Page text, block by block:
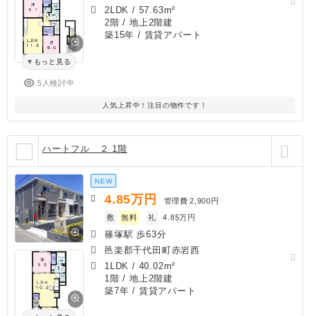
もっと見る
5人検討中
2LDK / 57.63m²
2階 / 地上2階建
築15年 / 賃貸アパート
人気上昇中！注目の物件です！
ハートフル ２ 1階
NEW
4.85万円 管理費 2,900円
敷
無料 礼 4.85万円
篠塚駅 歩63分
邑楽郡千代田町赤岩西
1LDK / 40.02m²
1階 / 地上2階建
築7年 / 賃貸アパート